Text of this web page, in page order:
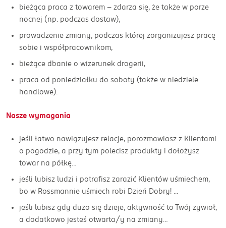
bieżąca praca z towarem - zdarza się, że także w porze
nocnej (np. podczas dostaw),
prowadzenie zmiany, podczas której zorganizujesz pracę
sobie i współpracownikom,
bieżące dbanie o wizerunek drogerii,
praca od poniedziałku do soboty (także w niedziele
handlowe).
Nasze wymagania
jeśli łatwo nawiązujesz relacje, porozmawiasz z Klientami
o pogodzie, a przy tym polecisz produkty i dołożysz
towar na półkę…
jeśli lubisz ludzi i potrafisz zarazić Klientów uśmiechem,
bo w Rossmannie uśmiech robi Dzień Dobry! ...
jeśli lubisz gdy dużo się dzieje, aktywność to Twój żywioł,
a dodatkowo jesteś otwarta/y na zmiany…